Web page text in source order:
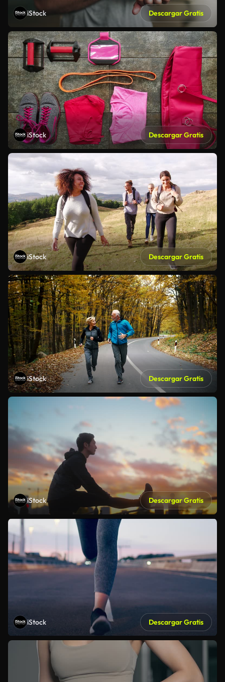
iStock Descargar Gratis
iStock Descargar Gratis
iStock Descargar Gratis
iStock Descargar Gratis
iStock Descargar Gratis
iStock Descargar Gratis